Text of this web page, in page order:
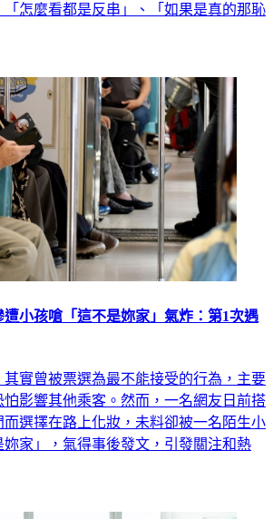
怎麼看都是反串」、「如果是真的那恥
小孩嗆「這不是妳家」氣炸：第1次遇
其實曾被票選為最不能接受的行為，主要
影響其他乘客。然而，一名網友日前搭
選擇在路上化妝，未料卻被一名陌生小
家」，氣得事後發文，引發關注和熱